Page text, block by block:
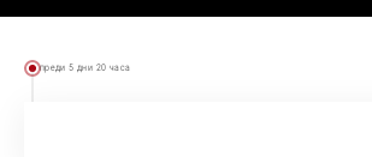
преди 5 дни 20 часа